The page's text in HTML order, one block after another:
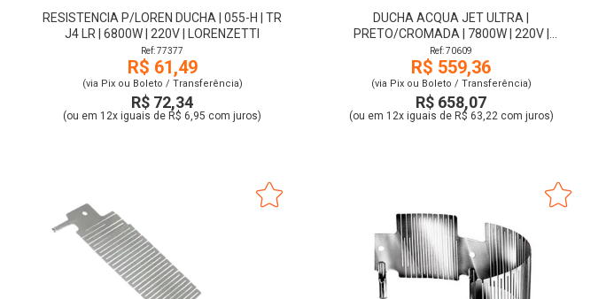
RESISTENCIA P/LOREN DUCHA | 055-H | TR
J4 LR | 6800W | 220V | LORENZETTI
Ref: 77377
R$ 61,49
(via Pix ou Boleto / Transferência)
R$ 72,34
(ou em 12x iguais de R$ 6,95 com juros)
DUCHA ACQUA JET ULTRA |
PRETO/CROMADA | 7800W | 220V |
LORENZETTI
Ref: 70609
R$ 559,36
(via Pix ou Boleto / Transferência)
R$ 658,07
(ou em 12x iguais de R$ 63,22 com juros)